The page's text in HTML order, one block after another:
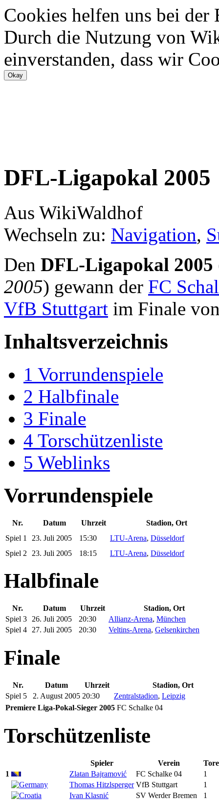
Cookies helfen uns bei
Durch die Nutzung von
einverstanden, dass wir
DFL-Ligapokal 2005
Aus WikiWaldhof
Wechseln zu: Navigation,
Den DFL-Ligapokal 2005
2005) gewann der FC
VfB Stuttgart im Finale
Inhaltsverzeichnis
1 Vorrundenspiele
2 Halbfinale
3 Finale
4 Torschützenliste
5 Weblinks
Vorrundenspiele
Nr. Datum Uhrzeit
Stadion, Ort
Spiel 1
23. Juli 2005 15:30 LTU-Arena, Düsseldorf
Spiel 2
23. Juli 2005 18:15 LTU-Arena, Düsseldorf
Halbfinale
Nr. Datum Uhrzeit
Stadion, Ort
Spiel 3
26. Juli 2005 20:30 Allianz-Arena, München
Spiel 4
27. Juli 2005 20:30 Veltins-Arena, Gelsenkirchen
Finale
Nr. Datum Uhrzeit
Stadion, Ort
Spiel 5
2. August 2005 20:30 Zentralstadion, Leipzig
Premiere Liga-Pokal-Sieger 2005 FC Schalke 04
Torschützenliste
Spieler Verein
Tore
1
Zlatan Bajramović FC Schalke 04
1
Thomas Hitzlsperger VfB Stuttgart
1
Ivan Klasnić
SV Werder Bremen
1